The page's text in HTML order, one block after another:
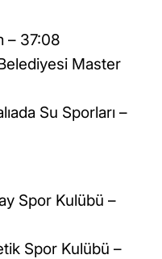
– 37:08
Master
Su Sporları –
Spor Kulübü –
Spor Kulübü –